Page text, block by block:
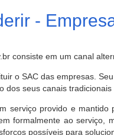
-
consiste em um canal
o SAC das empresas.
dos seus canais
serviço provido e mantido
formalmente ao serviço,
possíveis para